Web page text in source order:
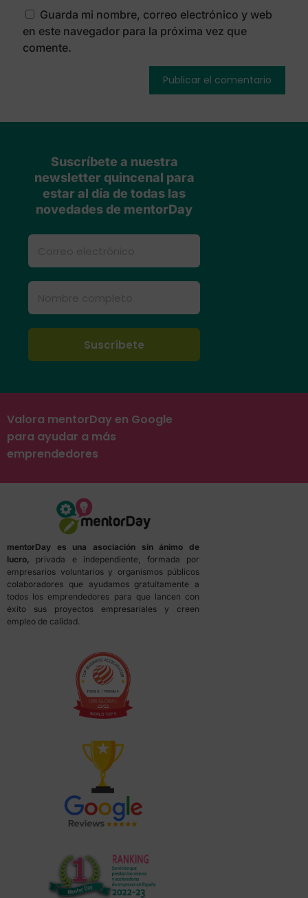
Guarda mi nombre, correo electrónico y web
en este navegador para la próxima vez que
comente.
Suscríbete a nuestra
newsletter quincenal para
estar al día de todas las
novedades de mentorDay
Valora mentorDay en Google
para ayudar a más
emprendedores
mentorDay es una asociación sin ánimo de
lucro, privada e independiente, formada por
empresarios voluntarios y organismos públicos
colaboradores que ayudamos gratuitamente a
todos los emprendedores para que lancen con
éxito sus proyectos empresariales y creen
empleo de calidad.